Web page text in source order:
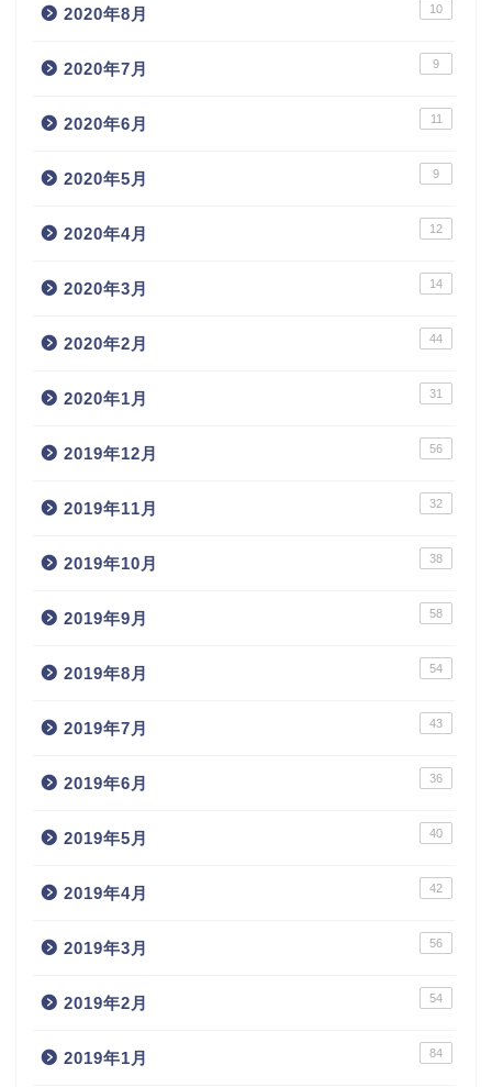
2020年8月 10
2020年7月 9
2020年6月 11
2020年5月 9
2020年4月 12
2020年3月 14
2020年2月 44
2020年1月 31
2019年12月 56
2019年11月 32
2019年10月 38
2019年9月 58
2019年8月 54
2019年7月 43
2019年6月 36
2019年5月 40
2019年4月 42
2019年3月 56
2019年2月 54
2019年1月 84